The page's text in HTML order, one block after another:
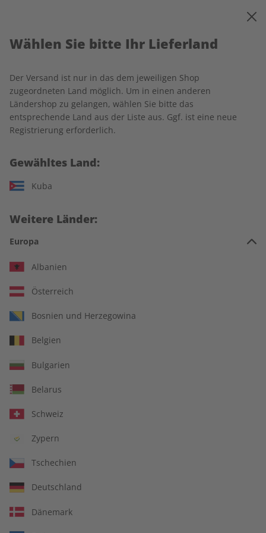
Startseite Deutsch perfekt
Produkte
Jahrgang 2023
Verfügbar - Nur solange der Vorrat reicht
Anzahl
Wählen Sie bitte Ihr Lieferland
Der Versand ist nur in das dem jeweiligen Shop
zugeordneten Land möglich. Um in einen anderen
Ländershop zu gelangen, wählen Sie bitte das
entsprechende Land aus der Liste aus. Ggf. ist eine neue
Registrierung erforderlich.
Gewähltes Land:
Kuba
Weitere Länder:
Europa
Albanien
Österreich
Bosnien und Herzegowina
Belgien
Bulgarien
Belarus
Schweiz
Zypern
Tschechien
Deutschland
Dänemark